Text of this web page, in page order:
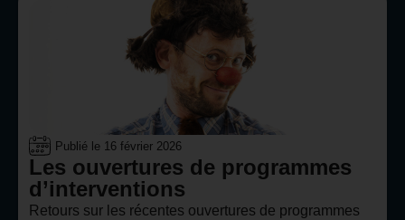
Publié le 16 février 2026
Les ouvertures de programmes
d’interventions
Retours sur les récentes ouvertures de programmes